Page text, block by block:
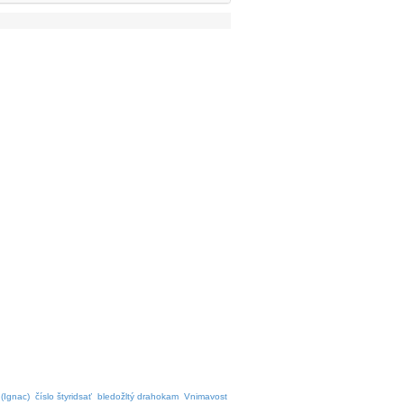
číslo štyridsať bledožltý drahokam Vnimavost